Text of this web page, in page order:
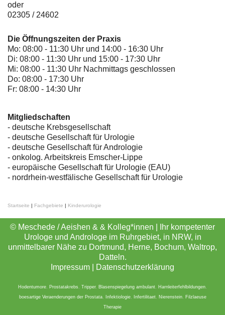
oder
02305 / 24602
Die Öffnungszeiten der Praxis
Mo: 08:00 - 11:30 Uhr und 14:00 - 16:30 Uhr
Di: 08:00 - 11:30 Uhr und 15:00 - 17:30 Uhr
Mi: 08:00 - 11:30 Uhr Nachmittags geschlossen
Do: 08:00 - 17:30 Uhr
Fr: 08:00 - 14:30 Uhr
Mitgliedschaften
- deutsche Krebsgesellschaft
- deutsche Gesellschaft für Urologie
- deutsche Gesellschaft für Andrologie
- onkolog. Arbeitskreis Emscher-Lippe
- europäische Gesellschaft für Urologie (EAU)
- nordrhein-westfälische Gesellschaft für Urologie
Startseite | Fachgebiete | Kinderurologie
© Meschede / Aeishen & & Kolleg*innen | Ihr kompetenter
Urologe und Androloge im Ruhrgebiet, in NRW, in
unmittelbarer Nähe zu Dortmund, Herne, Bochum, Waltrop,
Datteln.
Impressum
Datenschutzerklärung
Hodentumore Prostatakrebs Tripper, Blasenspiegelung ambulant Harnleiterfehlbildungen
boesartige Veraenderungen der Prostata, Infektiologie, Infertilitaet, Nierenstein,
Filzlaeuse
Therapie